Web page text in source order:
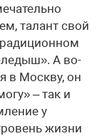
талант свой
А во-
в Москву, он
– так и
у
жизни